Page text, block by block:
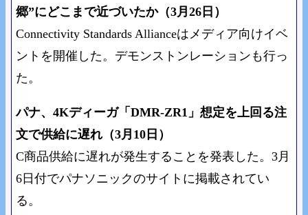
郷”にどこまで近づいたか（3月26日）
Connectivity Standards Allianceはメディア向けイベ
ントを開催した。デモンストンレーションも行っ
た。
パナ、4Kディーガ「DMR-ZR1」想定を上回る注
文で供給に遅れ（3月10日）
C商品供給に遅れが発生することを発表した。3月
6日付でパナソニックのサイトに掲載されてい
る。